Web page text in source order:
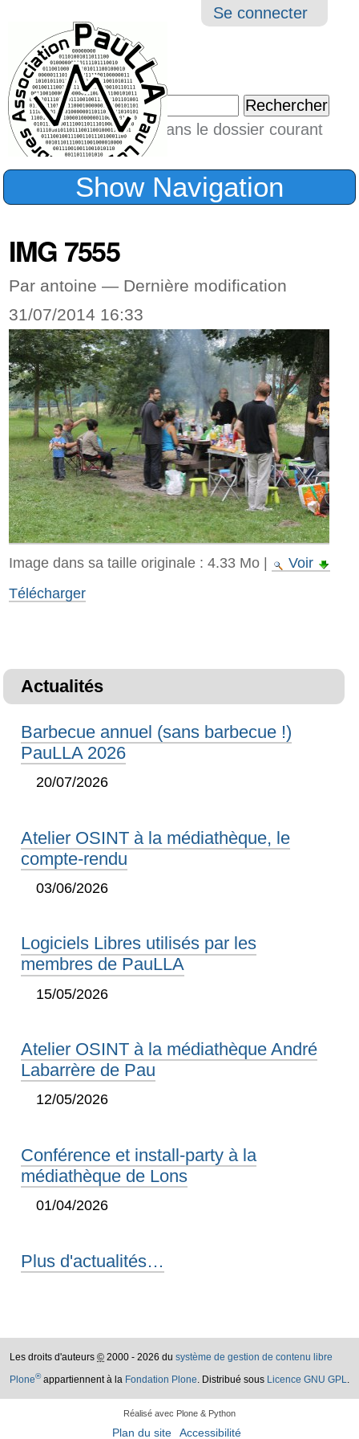
Outils
Se connecter
Chercher par
Seulement dans le dossier courant
Recherche
Show Navigation
IMG 7555
Par antoine — Dernière modification
31/07/2014 16:33
Image dans sa taille originale : 4.33 Mo|
Voir
Télécharger
Actualités
Barbecue annuel (sans barbecue !)
PauLLA 2026
20/07/2026
Atelier OSINT à la médiathèque, le
compte-rendu
03/06/2026
Logiciels Libres utilisés par les
membres de PauLLA
15/05/2026
Atelier OSINT à la médiathèque André
Labarrère de Pau
12/05/2026
Conférence et install-party à la
médiathèque de Lons
01/04/2026
Plus d'actualités…
Les droits d'auteurs © 2000 - 2026 du système de gestion de contenu libre
Plone®appartiennent à la Fondation Plone. Distribué sous Licence GNU GPL.
Réalisé avec Plone & Python
Plan du site Accessibilité